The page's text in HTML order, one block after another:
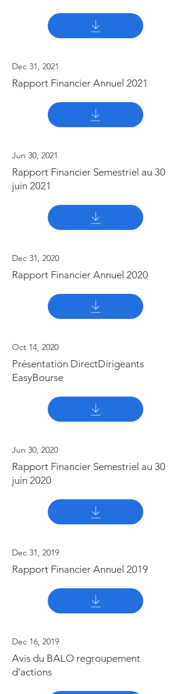
Dec 31, 2021
Rapport Financier Annuel 2021
Jun 30, 2021
Rapport Financier Semestriel au 30
juin 2021
Dec 31, 2020
Rapport Financier Annuel 2020
Oct 14, 2020
Présentation DirectDirigeants
EasyBourse
Jun 30, 2020
Rapport Financier Semestriel au 30
juin 2020
Dec 31, 2019
Rapport Financier Annuel 2019
Dec 16, 2019
Avis du BALO regroupement
d’actions